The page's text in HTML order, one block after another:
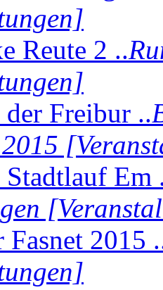
Reute 2 ..
Freibur ..
Em
2015